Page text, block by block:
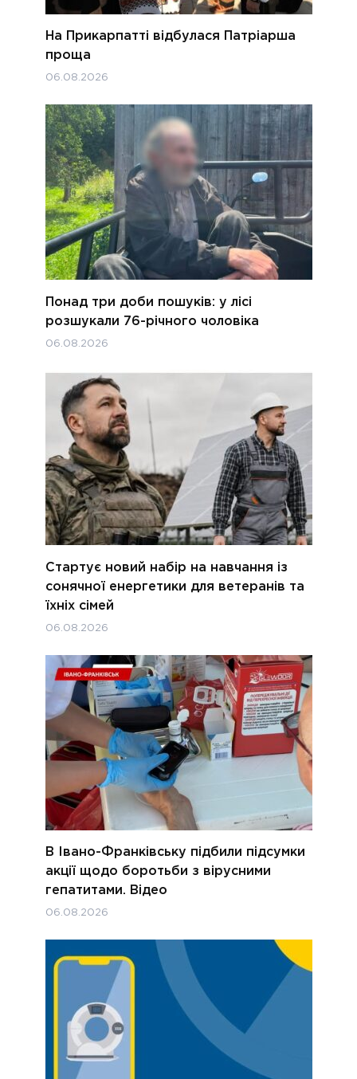
На Прикарпатті відбулася Патріарша
проща
06.08.2026
Понад три доби пошуків: у лісі
розшукали 76-річного чоловіка
06.08.2026
Стартує новий набір на навчання із
сонячної енергетики для ветеранів та
їхніх сімей
06.08.2026
В Івано-Франківську підбили підсумки
акції щодо боротьби з вірусними
гепатитами. Відео
06.08.2026